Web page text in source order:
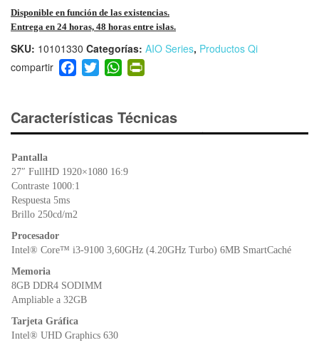
Disponible en función de las existencias.
Entrega en 24 horas, 48 horas entre islas.
SKU: 10101330 Categorías: AIO Series, Productos Qi
F
a
e
b
o
k
T
wi
er
W
h
s
A
p
ri
e
Características Técnicas
Pantalla
27″ FullHD 1920×1080 16:9
Contraste 1000:1
Respuesta 5ms
Brillo 250cd/m2
Procesador
Intel® Core™ i3-9100 3,60GHz (4.20GHz Turbo) 6MB SmartCaché
Memoria
8GB DDR4 SODIMM
Ampliable a 32GB
Tarjeta Gráfica
Intel® UHD Graphics 630